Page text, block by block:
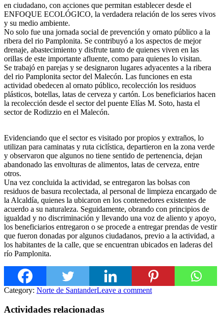
en ciudadano, con acciones que permitan establecer desde el
ENFOQUE ECOLÓGICO, la verdadera relación de los seres vivos
y su medio ambiente.
No solo fue una jornada social de prevención y ornato público a la
ribera del rio Pamplonita. Se contribuyó a los aspectos de mejor
drenaje, abastecimiento y disfrute tanto de quienes viven en las
orillas de este importante afluente, como para quienes lo visitan.
Se trabajó en parejas y se designaron lugares adyacentes a la ribera
del rio Pamplonita sector del Malecón. Las funciones en esta
actividad obedecen al ornato público, recolección los residuos
plásticos, botellas, latas de cerveza y cartón. Los beneficiarios hacen
la recolección desde el sector del puente Elías M. Soto, hasta el
sector de Rodizzio en el Malecón.
Evidenciando que el sector es visitado por propios y extraños, lo
utilizan para caminatas y ruta ciclística, departieron en la zona verde
y observaron que algunos no tiene sentido de pertenencia, dejan
abandonado las envolturas de alimentos, latas de cerveza, entre
otros.
Una vez concluida la actividad, se entregaron las bolsas con
residuos de basura recolectada, al personal de limpieza encargado de
la Alcaldía, quienes la ubicaron en los contenedores existentes de
acuerdo a su naturaleza. Seguidamente, obrando con principios de
igualdad y no discriminación y llevando una voz de aliento y apoyo,
los beneficiarios entregaron o se procede a entregar prendas de vestir
que fueron donadas por algunos ciudadanos, previo a la actividad, a
los habitantes de la calle, que se encuentran ubicados en laderas del
río Pamplonita.
Category: Norte de SantanderLeave a comment
Actividades relacionadas